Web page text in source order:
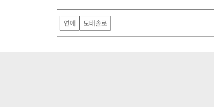
연애 모태솔로